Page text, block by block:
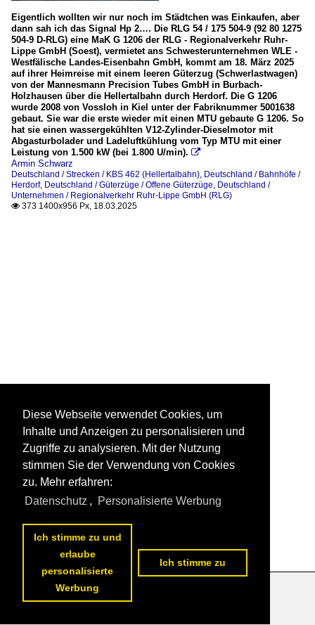
Eigentlich wollten wir nur noch im Städtchen was Einkaufen, aber
dann sah ich das Signal Hp 2…. Die RLG 54 / 175 504-9 (92 80 1275
504-9 D-RLG) eine MaK G 1206 der RLG - Regionalverkehr Ruhr-
Lippe GmbH (Soest), vermietet ans Schwesterunternehmen WLE -
Westfälische Landes-Eisenbahn GmbH, kommt am 18. März 2025
auf ihrer Heimreise mit einem leeren Güterzug (Schwerlastwagen)
von der Mannesmann Precision Tubes GmbH in Burbach-
Holzhausen über die Hellertalbahn durch Herdorf. Die G 1206
wurde 2008 von Vossloh in Kiel unter der Fabriknummer 5001638
gebaut. Sie war die erste wieder mit einen MTU gebaute G 1206. So
hat sie einen wassergekühlten V12-Zylinder-Dieselmotor mit
Abgasturbolader und Ladeluftkühlung vom Typ MTU mit einer
Leistung von 1.500 kW (bei 1.800 U/min). 
Armin Schwarz
Deutschland / Strecken / KBS 462 (Hellertalbahn), Deutschland / Bahnhöfe /
Herdorf, Deutschland / Güterzüge / Offene Güterzüge, Deutschland /
Unternehmen / Regionalverkehr Ruhr-Lippe GmbH (RLG)
 373 1400x956 Px, 18.03.2025
Datenschutzerklärung
Diese Webseite verwendet Cookies, um
Inhalte und Anzeigen zu personalisieren und
Zugriffe zu analysieren. Mit der Nutzung
stimmen Sie der Verwendung von Cookies
zu. Mehr erfahren:
Datenschutz , Personalisierte Werbung
Ich stimme zu und
erlaube
personalisierte
Werbung
Ich stimme zu